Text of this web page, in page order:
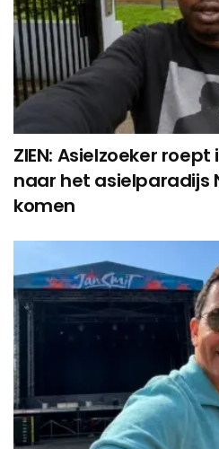
ZIEN: Asielzoeker
naar het asielparadijs
komen